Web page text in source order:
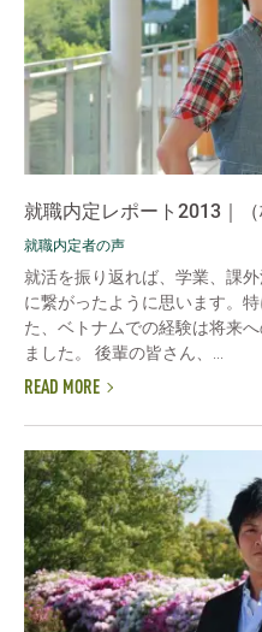
就職内定レポート2013｜
就職内定者の声
就活を振り返れば、学業、課
に繋がったように思います。
た、ベトナムでの経験は将来
ました。 後輩の皆さん、...
READ MORE